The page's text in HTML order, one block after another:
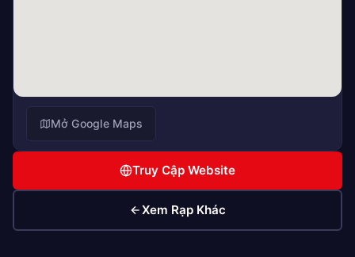
Mở Google Maps
Truy Cập Website
Xem Rạp Khác